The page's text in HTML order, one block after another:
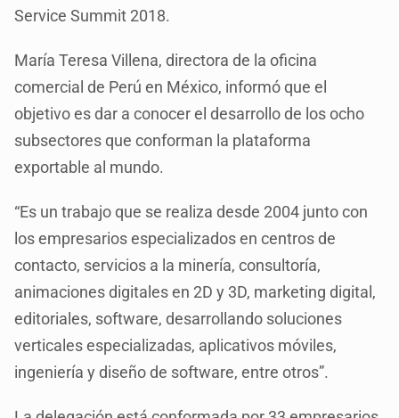
Service Summit 2018.
María Teresa Villena, directora de la oficina
comercial de Perú en México, informó que el
objetivo es dar a conocer el desarrollo de los ocho
subsectores que conforman la plataforma
exportable al mundo.
“Es un trabajo que se realiza desde 2004 junto con
los empresarios especializados en centros de
contacto, servicios a la minería, consultoría,
animaciones digitales en 2D y 3D, marketing digital,
editoriales, software, desarrollando soluciones
verticales especializadas, aplicativos móviles,
ingeniería y diseño de software, entre otros”.